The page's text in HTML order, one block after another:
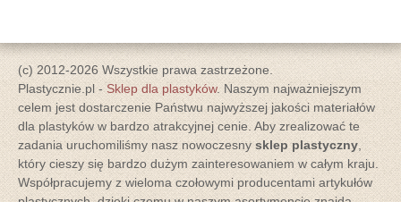
(c) 2012-2026 Wszystkie prawa zastrzeżone.
Plastycznie.pl -Sklep dla plastyków. Naszym najważniejszym
celem jest dostarczenie Państwu najwyższej jakości materiałów
dla plastyków w bardzo atrakcyjnej cenie. Aby zrealizować te
zadania uruchomiliśmy nasz nowoczesnysklep plastyczny,
który cieszy się bardzo dużym zainteresowaniem w całym kraju.
Współpracujemy z wieloma czołowymi producentami artykułów